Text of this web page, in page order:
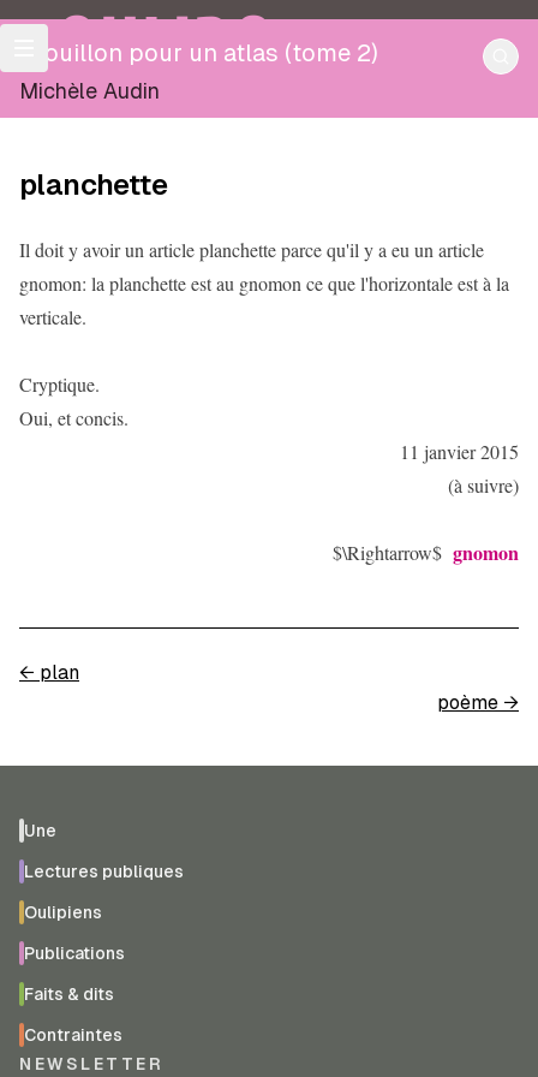
OULIPO
Brouillon pour un atlas (tome 2)
Michèle Audin
planchette
Il doit y avoir un article planchette parce qu'il y a eu un article
gnomon: la planchette est au gnomon ce que l'horizontale est à la
verticale.
Cryptique.
Oui, et concis.
11 janvier 2015
(à suivre)
$\Rightarrow$ gnomon
← plan
poème →
Une
Lectures publiques
Oulipiens
Publications
Faits & dits
Contraintes
NEWSLETTER